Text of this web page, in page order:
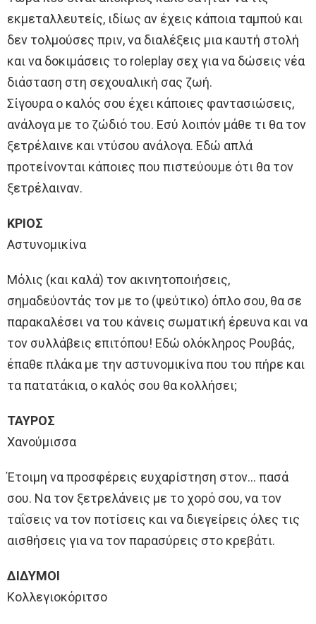
εκμεταλλευτείς, ιδίως αν έχεις κάποια ταμπού και
δεν τολμούσες πριν, να διαλέξεις μια καυτή στολή
και να δοκιμάσεις το roleplay σεχ για να δώσεις νέα
διάσταση στη σεχουαλική σας ζωή.
Σίγουρα ο καλός σου έχει κάποιες φαντασιώσεις,
ανάλογα με το ζώδιό του. Εσύ λοιπόν μάθε τι θα τον
ξετρέλαινε και ντύσου ανάλογα. Εδώ απλά
προτείνονται κάποιες που πιστεύουμε ότι θα τον
ξετρέλαιναν.
ΚΡΙΟΣ
Αστυνομικίνα
Μόλις (και καλά) τον ακινητοποιήσεις,
σημαδεύοντάς τον με το (ψεύτικο) όπλο σου, θα σε
παρακαλέσει να του κάνεις σωματική έρευνα και να
τον συλλάβεις επιτόπου! Εδώ ολόκληρος Ρουβάς,
έπαθε πλάκα με την αστυνομικίνα που του πήρε και
τα πατατάκια, ο καλός σου θα κολλήσει;
ΤΑΥΡΟΣ
Χανούμισσα
Έτοιμη να προσφέρεις ευχαρίστηση στον… πασά
σου. Να τον ξετρελάνεις με το χορό σου, να τον
ταΐσεις να τον ποτίσεις και να διεγείρεις όλες τις
αισθήσεις για να τον παρασύρεις στο κρεβάτι.
ΔΙΔΥΜΟΙ
Κολλεγιοκόριτσο